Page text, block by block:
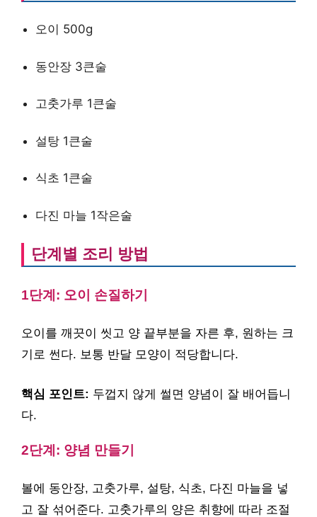
오이 500g
동안장 3큰술
고춧가루 1큰술
설탕 1큰술
식초 1큰술
다진 마늘 1작은술
단계별 조리 방법
1단계: 오이 손질하기
오이를 깨끗이 씻고 양 끝부분을 자른 후, 원하는 크
기로 썬다. 보통 반달 모양이 적당합니다.
핵심 포인트: 두껍지 않게 썰면 양념이 잘 배어듭니
다.
2단계: 양념 만들기
볼에 동안장, 고춧가루, 설탕, 식초, 다진 마늘을 넣
고 잘 섞어준다. 고춧가루의 양은 취향에 따라 조절